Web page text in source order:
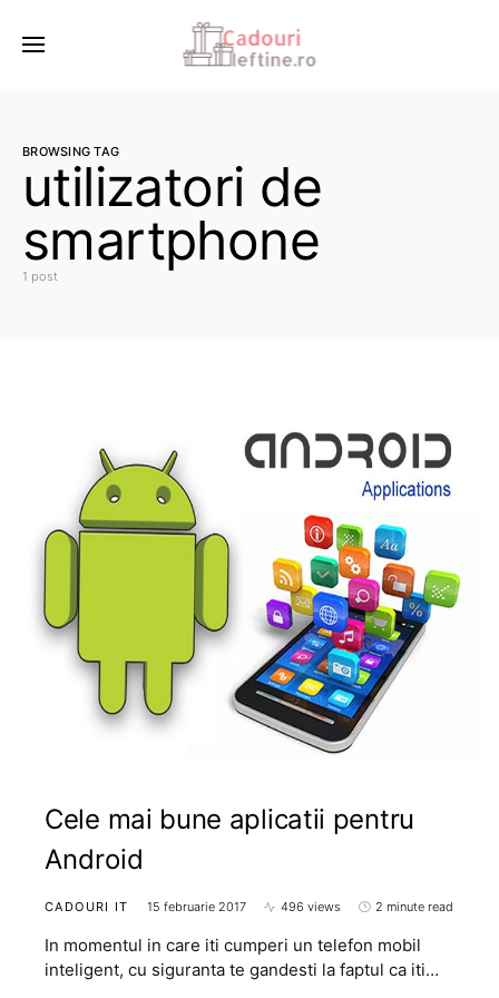
BROWSING TAG
utilizatori de
smartphone
1 post
Cele mai bune aplicatii pentru
Android
CADOURI IT 15 februarie 2017 496 views 2 minute read
In momentul in care iti cumperi un telefon mobil
inteligent, cu siguranta te gandesti la faptul ca iti…